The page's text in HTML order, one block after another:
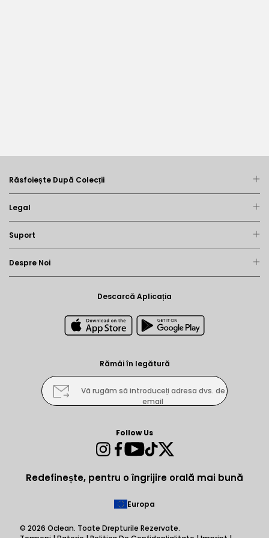
Răsfoiește După Colecții
Legal
Suport
Despre Noi
Descarcă Aplicația
Rămâi în legătură
Vă rugăm să introduceți adresa dvs. de
email
Redefinește, pentru o îngrijire orală mai bună
Follow Us
Instagram
Facebook
YouTube
TikTok
Europa
© 2026 Oclean. Toate Drepturile Rezervate.